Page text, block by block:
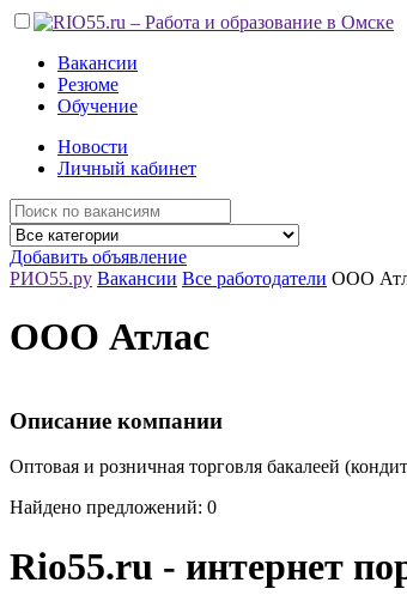
Вакансии
Резюме
Обучение
Новости
Личный кабинет
Добавить объявление
РИО55.ру Вакансии Все работодатели ООО
ООО Атлас
Описание компании
Оптовая и розничная торговля бакалеей
Найдено предложений: 0
Rio55.ru - интернет